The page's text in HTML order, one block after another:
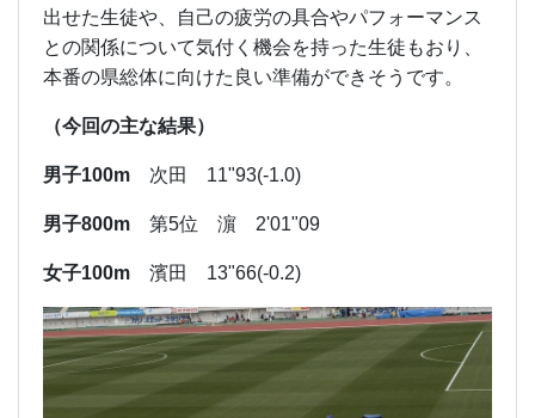
出せた生徒や、自己の疲労の具合やパフォーマンス
との関係について気付く機会を持った生徒もおり、
本番の県総体に向けた良い準備ができそうです。
（今回の主な結果）
男子100m 次田 11"93(-1.0)
男子800m 第5位 濵 2'01"09
女子100m 濱田 13"66(-0.2)